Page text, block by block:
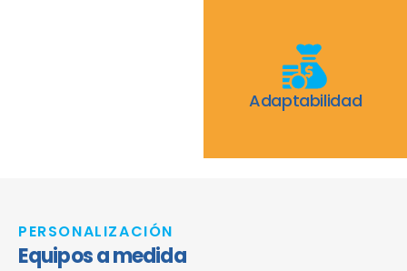
Adaptabilidad
PERSONALIZACIÓN
Equipos a medida